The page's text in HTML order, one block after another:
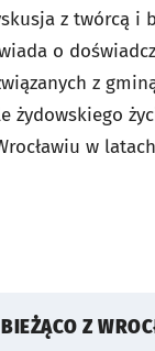
z twórcą i
o
z
żydowskiego
w
Z